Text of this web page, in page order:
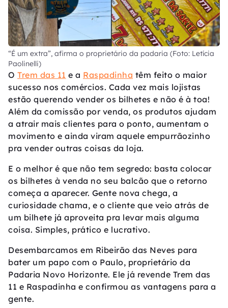
“É um extra”, afirma o proprietário da padaria (Foto: Letícia
Paolinelli)
O Trem das 11 e a Raspadinha têm feito o maior
sucesso nos comércios. Cada vez mais lojistas
estão querendo vender os bilhetes e não é à toa!
Além da comissão por venda, os produtos ajudam
a atrair mais clientes para o ponto, aumentam o
movimento e ainda viram aquele empurrãozinho
pra vender outras coisas da loja.
E o melhor é que não tem segredo: basta colocar
os bilhetes à venda no seu balcão que o retorno
começa a aparecer. Gente nova chega, a
curiosidade chama, e o cliente que veio atrás de
um bilhete já aproveita pra levar mais alguma
coisa. Simples, prático e lucrativo.
Desembarcamos em Ribeirão das Neves para
bater um papo com o Paulo, proprietário da
Padaria Novo Horizonte. Ele já revende Trem das
11 e Raspadinha e confirmou as vantagens para a
gente.